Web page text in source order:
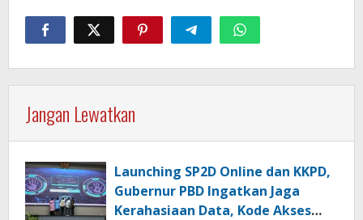
Jangan Lewatkan
Launching SP2D Online dan KKPD,
Gubernur PBD Ingatkan Jaga
Kerahasiaan Data, Kode Akses